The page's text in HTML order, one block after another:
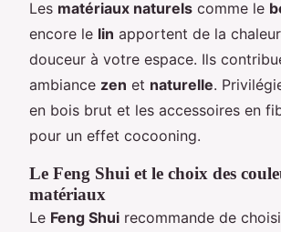
Les matériaux naturels comme le
encore le lin apportent de la
douceur à votre espace. Ils
ambiance zen et naturelle.
en bois brut et les accessoires en
pour un effet cocooning.
Le Feng Shui et le choix des
matériaux
Le Feng Shui recommande de